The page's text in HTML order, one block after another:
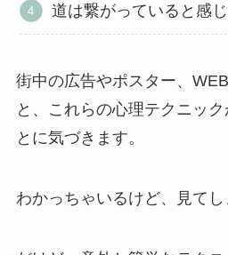
道は繋がっていると感
街中の広告やポスター、
と、これらの心理テクニッ
とに気づきます。
わかっちゃいるけど、見てし